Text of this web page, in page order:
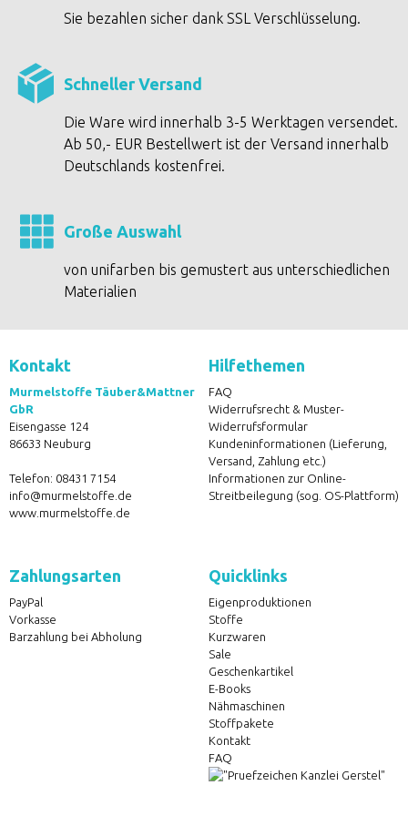
Sie bezahlen sicher dank SSL Verschlüsselung.
Schneller Versand
Die Ware wird innerhalb 3-5 Werktagen versendet.
Ab 50,- EUR Bestellwert ist der Versand innerhalb
Deutschlands kostenfrei.
Große Auswahl
von unifarben bis gemustert aus unterschiedlichen
Materialien
Kontakt
Murmelstoffe Täuber&Mattner
GbR
Eisengasse 124
86633 Neuburg
Telefon: 08431 7154
info@murmelstoffe.de
www.murmelstoffe.de
Hilfethemen
FAQ
Widerrufsrecht & Muster-
Widerrufsformular
Kundeninformationen (Lieferung,
Versand, Zahlung etc.)
Informationen zur Online-
Streitbeilegung (sog. OS-Plattform)
Zahlungsarten
PayPal
Vorkasse
Barzahlung bei Abholung
Quicklinks
Eigenproduktionen
Stoffe
Kurzwaren
Sale
Geschenkartikel
E-Books
Nähmaschinen
Stoffpakete
Kontakt
FAQ